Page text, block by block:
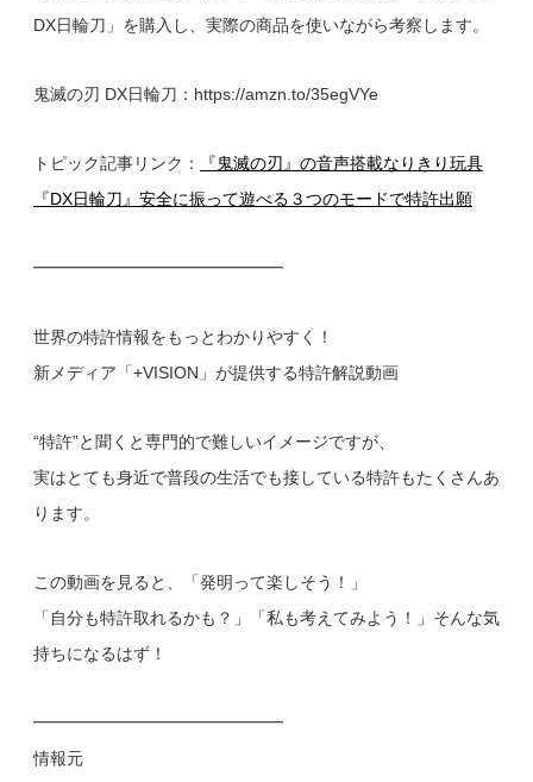
DX日輪刀」を購入し、実際の商品を使いながら考察します。
鬼滅の刃 DX日輪刀：https://amzn.to/35egVYe
トピック記事リンク：
『鬼滅の刃』の音声搭載なりきり玩具
『DX日輪刀』安全に振って遊べる３つのモードで特許出願
━━━━━━━━━━━━━━━
世界の特許情報をもっとわかりやすく！
新メディア「+VISION」が提供する特許解説動画
“特許”と聞くと専門的で難しいイメージですが、
実はとても身近で普段の生活でも接している特許もたくさんあ
ります。
この動画を見ると、「発明って楽しそう！」
「自分も特許取れるかも？」「私も考えてみよう！」そんな気
持ちになるはず！
━━━━━━━━━━━━━━━
情報元